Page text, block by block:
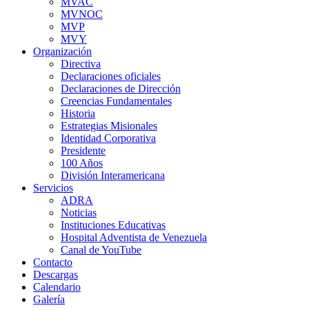
MVNOC
MVP
MVY
Organización
Directiva
Declaraciones oficiales
Declaraciones de Dirección
Creencias Fundamentales
Historia
Estrategias Misionales
Identidad Corporativa
Presidente
100 Años
División Interamericana
Servicios
ADRA
Noticias
Instituciones Educativas
Hospital Adventista de Venezuela
Canal de YouTube
Contacto
Descargas
Calendario
Galería